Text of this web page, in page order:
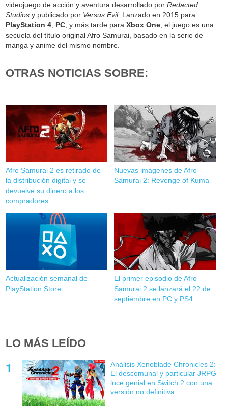
videojuego de acción y aventura desarrollado porRedacted
Studios y publicado por Versus Evil. Lanzado en 2015 para
PlayStation 4, PC, y más tarde paraXbox One, el juego es una
secuela del título original Afro Samurai, basado en la serie de
manga y anime del mismo nombre.
OTRAS NOTICIAS SOBRE:
Afro Samurai 2 es retirado de
la distribución digital y se
devuelve su dinero a los
compradores
Nuevas imágenes de Afro
Samurai 2: Revenge of Kuma
Actualización semanal de
PlayStation Store
El primer episodio de Afro
Samurai 2 se lanzará el 22 de
septiembre en PC y PS4
LO MÁS LEÍDO
Análisis Xenoblade Chronicles 2:
El descomunal y particular JRPG
luce genial en Switch 2 con una
versión no definitiva